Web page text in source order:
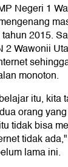
Negeri 1
2015.
2 Wawonii
monoton.
itu, kita
orang
tidak bisa
tidak
lama ini.